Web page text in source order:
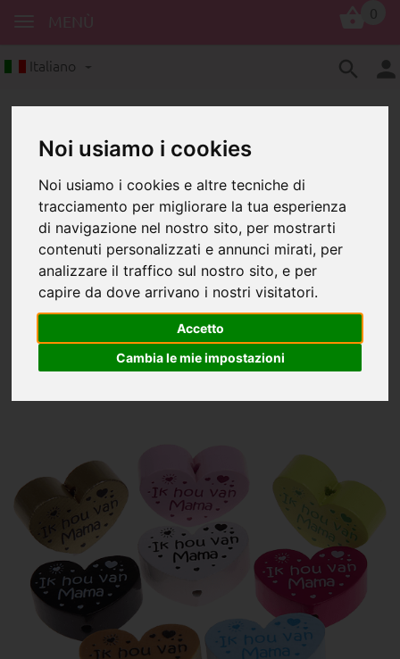
Noi usiamo i cookies
Noi usiamo i cookies e altre tecniche di
tracciamento per migliorare la tua esperienza
di navigazione nel nostro sito, per mostrarti
contenuti personalizzati e annunci mirati, per
analizzare il traffico sul nostro sito, e per
capire da dove arrivano i nostri visitatori.
Accetto
Cambia le mie impostazioni
Italiano
Perline con motivi
Olandese
Perlina a forma di cuore con motivo "Ik hou van
Mama"
Perlina a forma di cuore con
motivo "Ik hou van Mama"